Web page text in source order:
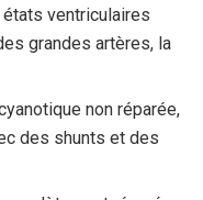
ventriculaires
grandes artères, la
non réparée,
des shunts et des